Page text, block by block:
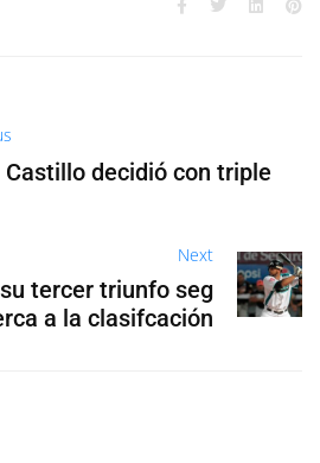
Castillo decidió con triple
Next
tercer triunfo seg
a la clasifcación